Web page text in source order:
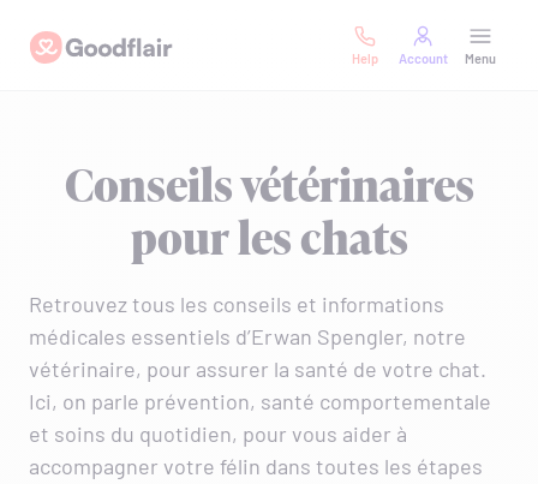
content
Goodflair
Help Account Menu
Conseils vétérinaires
pour les chats
Retrouvez tous les conseils et informations
médicales essentiels d’Erwan Spengler, notre
vétérinaire, pour assurer la santé de votre chat.
Ici, on parle prévention, santé comportementale
et soins du quotidien, pour vous aider à
accompagner votre félin dans toutes les étapes